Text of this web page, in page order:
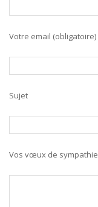
Votre email (obligatoire)
Sujet
Vos vœux de sympathie